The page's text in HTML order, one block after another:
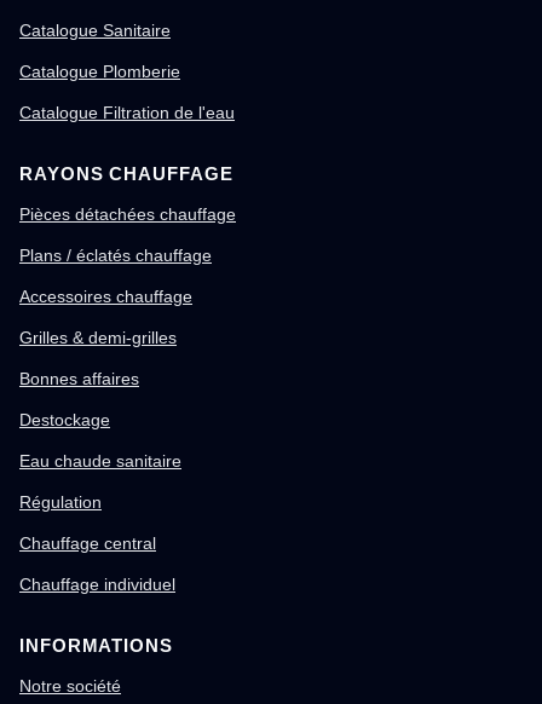
Catalogue Sanitaire
Catalogue Plomberie
Catalogue Filtration de l'eau
RAYONS CHAUFFAGE
Pièces détachées chauffage
Plans / éclatés chauffage
Accessoires chauffage
Grilles & demi-grilles
Bonnes affaires
Destockage
Eau chaude sanitaire
Régulation
Chauffage central
Chauffage individuel
INFORMATIONS
Notre société